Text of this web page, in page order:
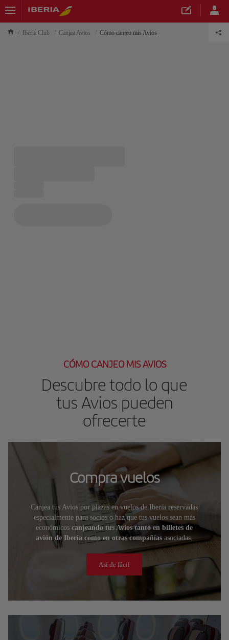
Iberia Club Canjea Avios Cómo canjeo mis Avios
CÓMO CANJEO MIS AVIOS
Descubre todo lo que
tus Avios pueden
ofrecerte
Compra vuelos
Canjea tus Avios por plazas en vuelos de Iberia reservadas
especialmente para socios o haz que tus vuelos sean más
económicoscanjeando tus Avios tanto en billetes de
avión de Iberia como en otras compañías asociadas.
Así de fácil